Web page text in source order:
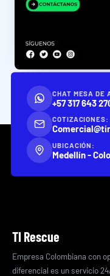
CHAT MESA DE
+57 317 643
COTIZACIONES:
UBICACIÓN:
Medellín -
TI Rescue
Empresa Colombiana con
diferencial es un servicio